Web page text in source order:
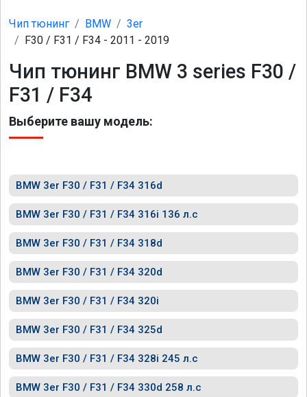
Чип тюнинг BMW
3er
F30 / F31 / F34 - 2011 - 2019
Чип тюнинг BMW 3 series F30 /
F31 / F34
Выберите вашу модель:
BMW 3er F30 / F31 / F34 316d
BMW 3er F30 / F31 / F34 316i 136 л.с
BMW 3er F30 / F31 / F34 318d
BMW 3er F30 / F31 / F34 320d
BMW 3er F30 / F31 / F34 320i
BMW 3er F30 / F31 / F34 325d
BMW 3er F30 / F31 / F34 328i 245 л.с
BMW 3er F30 / F31 / F34 330d 258 л.с